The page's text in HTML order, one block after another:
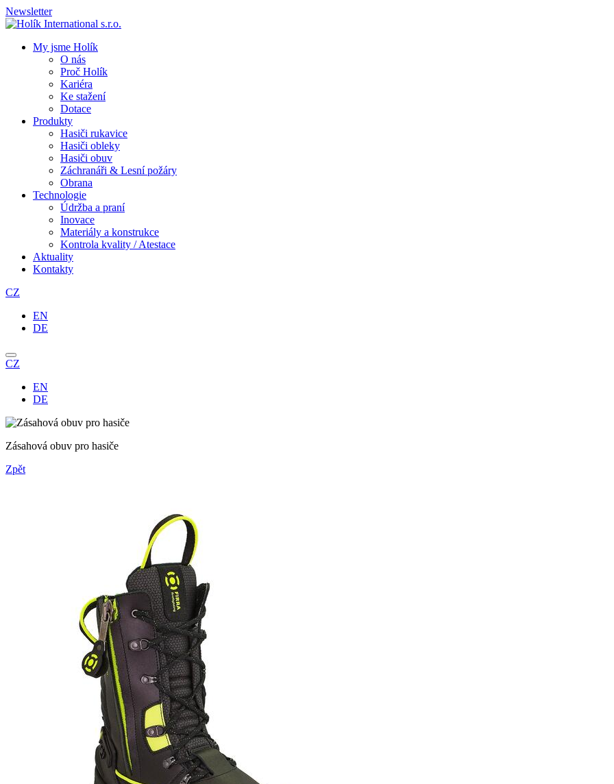
Newsletter
My jsme Holík
O nás
Proč Holík
Kariéra
Ke stažení
Dotace
Produkty
Hasiči rukavice
Hasiči obleky
Hasiči obuv
Záchranáři & Lesní požáry
Obrana
Technologie
Údržba a praní
Inovace
Materiály a konstrukce
Kontrola kvality / Atestace
Aktuality
Kontakty
CZ
EN
DE
CZ
EN
DE
Zásahová obuv pro hasiče
Zpět